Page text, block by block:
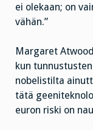
ei olekaan; on
vähän.”
Margaret
kun
nobelistilta
tätä
euron riski on